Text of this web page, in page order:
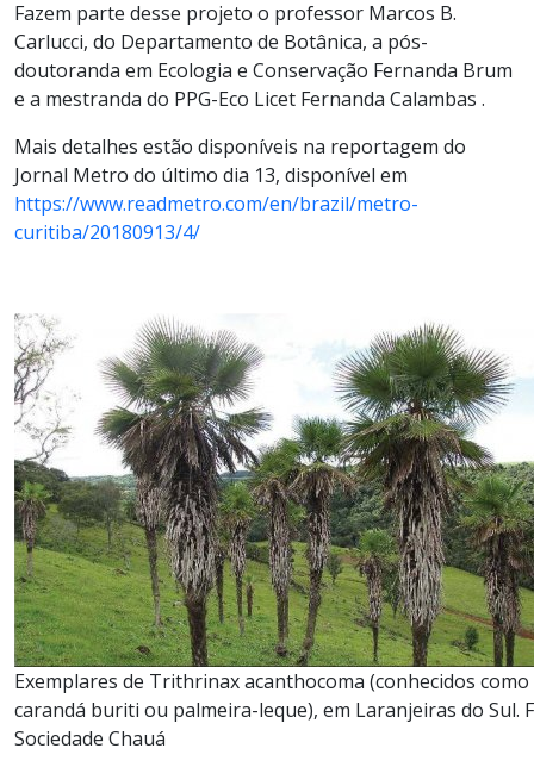
Fazem parte desse projeto o professor Marcos B.
Carlucci, do Departamento de Botânica, a pós-
doutoranda em Ecologia e Conservação Fernanda Brum
e a mestranda do PPG-Eco Licet Fernanda Calambas .
Mais detalhes estão disponíveis na reportagem do
Jornal Metro do último dia 13, disponível em
https://www.readmetro.com/en/brazil/metro-
curitiba/20180913/4/
Exemplares de Trithrinax acanthocoma (conhecidos como
carandá buriti ou palmeira-leque), em Laranjeiras do Sul.
Sociedade Chauá